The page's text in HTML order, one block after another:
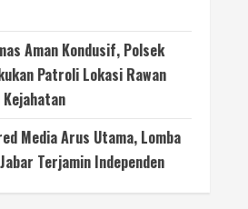
Aman Kondusif, Polsek
Patroli Lokasi Rawan
Media Arus Utama, Lomba
Terjamin Independen